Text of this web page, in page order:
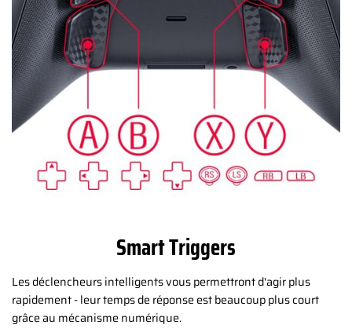
Smart Triggers
Les déclencheurs intelligents vous permettront d'agir plus
rapidement - leur temps de réponse est beaucoup plus court
grâce au mécanisme numérique.